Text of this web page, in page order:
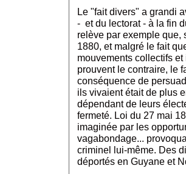
Le "fait divers" a grandi
- et du lectorat - à la fin
relève par exemple que,
1880, et malgré le fait
mouvements collectifs
prouvent le contraire, le
conséquence de
ils vivaient était de plus
dépendant de leurs
fermeté. Loi du 27 mai
imaginée par les
vagabondage...
criminel lui-même. Des
déportés en Guyane et